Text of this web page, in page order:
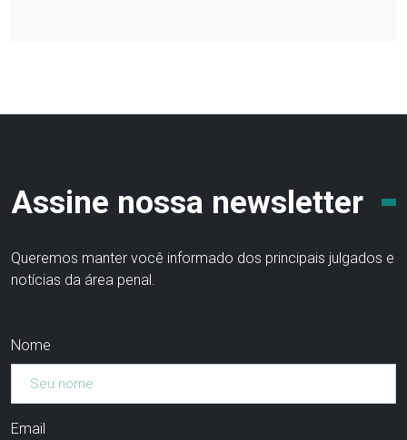
Assine nossa newsletter
Queremos manter você informado dos principais julgados e
notícias da área penal.
Nome
Email